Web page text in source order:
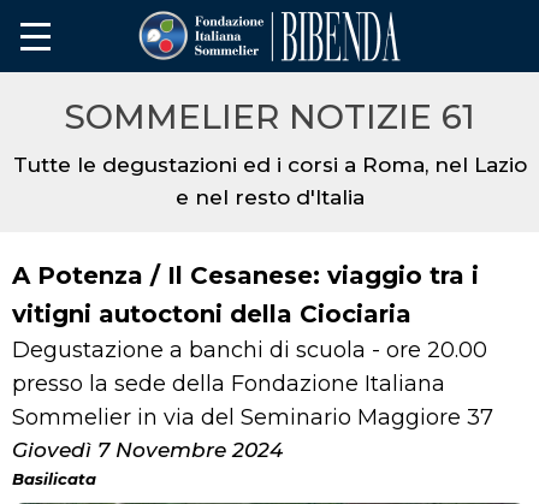
SOMMELIER NOTIZIE 61
Tutte le degustazioni ed i corsi a Roma, nel Lazio
e nel resto d'Italia
A Potenza / Il Cesanese: viaggio tra i
vitigni autoctoni della Ciociaria
Degustazione a banchi di scuola - ore 20.00
presso la sede della Fondazione Italiana
Sommelier in via del Seminario Maggiore 37
Giovedì 7 Novembre 2024
Basilicata